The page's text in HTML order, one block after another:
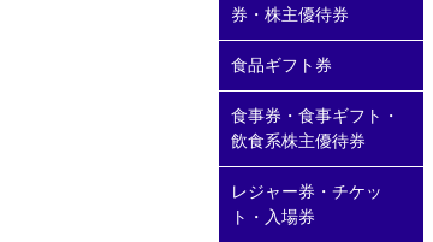
券・株主優待券
食品ギフト券
食事券・食事ギフト・
飲食系株主優待券
レジャー券・チケッ
ト・入場券